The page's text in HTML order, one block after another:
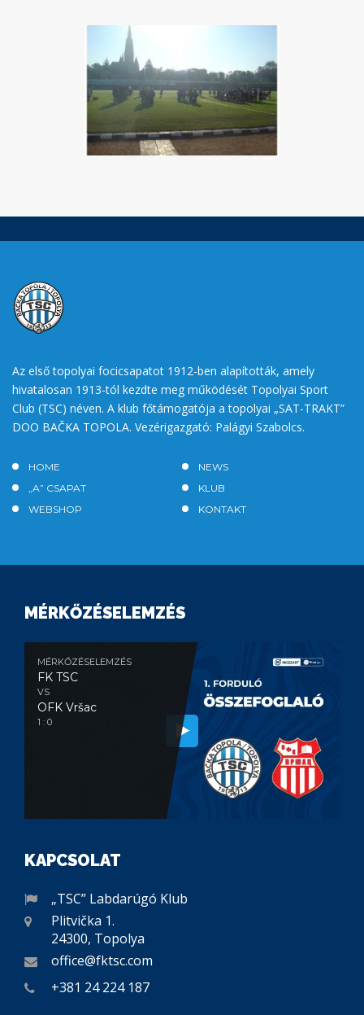
Az első topolyai focicsapatot 1912-ben alapították, amely
hivatalosan 1913-tól kezdte meg működését Topolyai Sport
Club (TSC) néven. A klub főtámogatója a topolyai „SAT-TRAKT”
DOO BAČKA TOPOLA. Vezérigazgató: Palágyi Szabolcs.
HOME
NEWS
„A” CSAPAT
KLUB
WEBSHOP
KONTAKT
MÉRKŐZÉSELEMZÉS
MÉRKŐZÉSELEMZÉS
FK TSC
VS
OFK Vršac
1 : 0
KAPCSOLAT
„TSC” Labdarúgó Klub
Plitvička 1.
24300, Topolya
office@fktsc.com
+381 24 224 187